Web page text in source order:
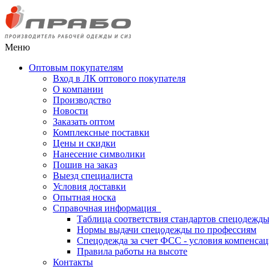
Меню
Оптовым покупателям
Вход в ЛК оптового покупателя
О компании
Производство
Новости
Заказать оптом
Комплексные поставки
Цены и скидки
Нанесение символики
Пошив на заказ
Выезд специалиста
Условия доставки
Опытная носка
Справочная информация
Таблица соответствия стандартов спецодежды
Нормы выдачи спецодежды по профессиям
Спецодежда за счет ФСС - условия
Правила работы на высоте
Контакты